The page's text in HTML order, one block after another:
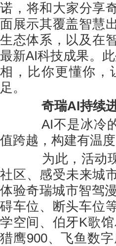
诺，将和大家分享
面展示其覆盖智慧
生态体系，以及在
最新AI科技成果。
相，比你更懂你，
足。
奇瑞AI持续
AI不是冰冷的
值跨越，构建有温
为此，活动现
社区、感受未来城
体验奇瑞城市智驾
碍车位、断头车位
学空间、伯牙K歌
猎鹰900、飞鱼数